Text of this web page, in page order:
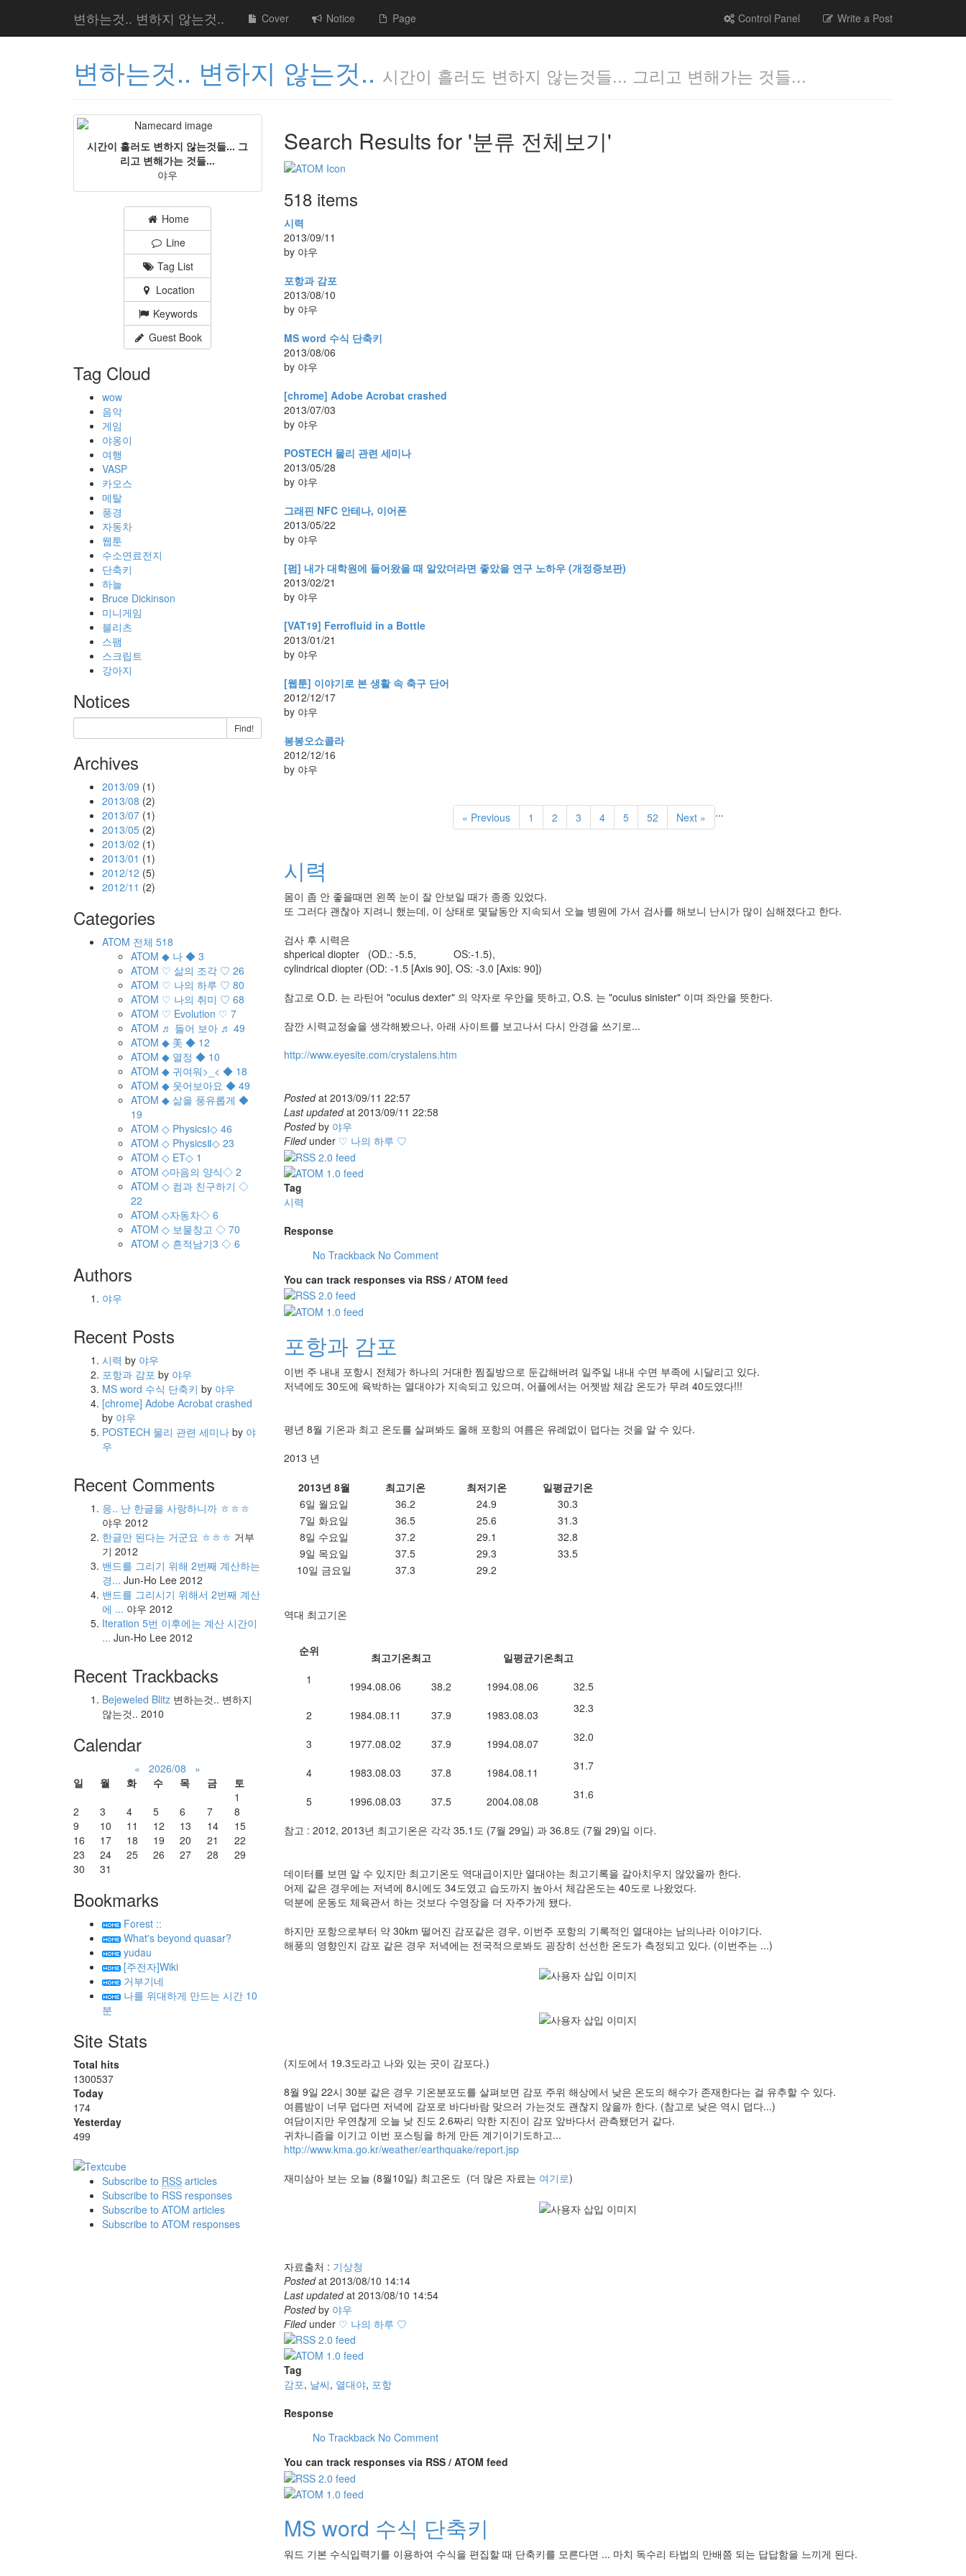
변하는것.. 변하지 않는것.. Cover Notice Page Control Panel Write a Post
변하는것.. 변하지 않는것.. 시간이 흘러도 변하지 않는것들... 그리고 변해가는 것들...
Search Results for '분류 전체보기'
518 items
시력
2013/09/11
by 야우
포항과 감포
2013/08/10
by 야우
MS word 수식 단축키
2013/08/06
by 야우
[chrome] Adobe Acrobat crashed
2013/07/03
by 야우
POSTECH 물리 관련 세미나
2013/05/28
by 야우
그래핀 NFC 안테나, 이어폰
2013/05/22
by 야우
[펌] 내가 대학원에 들어왔을 때 알았더라면 좋았을 연구 노하우 (개정증보판)
2013/02/21
by 야우
[VAT19] Ferrofluid in a Bottle
2013/01/21
by 야우
[웹툰] 이야기로 본 생활 속 축구 단어
2012/12/17
by 야우
봉봉오쇼콜라
2012/12/16
by 야우
« Previous 1 2 3 4 5 ...
52 Next »
시력
몸이 좀 안 좋을때면 왼쪽 눈이 잘 안보일 때가 종종 있었다.
또 그러다 괜찮아 지려니 했는데, 이 상태로 몇달동안 지속되서 오늘 병원에 가서 검사를 해보니 난시가 많이 심해졌다고 한다.
검사 후 시력은
shperical diopter (OD.: -5.5, OS:-1.5),
cylindrical diopter (OD: -1.5 [Axis 90], OS: -3.0 [Axis: 90])
참고로 O.D. 는 라틴어 "oculus dexter" 의 약자로 우안을 뜻하고, O.S. 는 "oculus sinister" 이며 좌안을 뜻한다.
잠깐 시력교정술을 생각해봤으나, 아래 사이트를 보고나서 다시 안경을 쓰기로...
http://www.eyesite.com/crystalens.htm
Postedat 2013/09/11 22:57
Last updatedat 2013/09/11 22:58
Postedby 야우
Filedunder ♡ 나의 하루 ♡
Tag
시력
Response
No Trackback No Comment
You can track responses via RSS / ATOM feed
포항과 감포
이번 주 내내 포항시 전체가 하나의 거대한 찜질방으로 둔갑해버려 일주일 내내 수면 부족에 시달리고 있다.
저녁에도 30도에 육박하는 열대야가 지속되고 있으며, 어플에서는 어젯밤 체감 온도가 무려 40도였다!!!
평년 8월 기온과 최고 온도를 살펴봐도 올해 포항의 여름은 유례없이 덥다는 것을 알 수 있다.
2013 년
2013년 8월 최고기온 최저기온
일평균기온
6일 월요일
36.2 24.9
30.3
7일 화요일
36.5 25.6
31.3
8일 수요일
37.2 29.1
32.8
9일 목요일
37.5 29.3
33.5
10일 금요일
37.3 29.2
역대 최고기온
순위 최고기온최고
일평균기온최고
1
1994.08.06 38.2 1994.08.06
32.5
2
1984.08.11 37.9 1983.08.03 32.3
3 1977.08.02 37.9 1994.08.07 32.0
4 1983.08.03 37.8 1984.08.11 31.7
5 1996.08.03 37.5 2004.08.08 31.6
참고 : 2012, 2013년 최고기온은 각각 35.1도 (7월 29일) 과 36.8도 (7월 29)일 이다.
데이터를 보면 알 수 있지만 최고기온도 역대급이지만 열대야는 최고기록을 갈아치우지 않았을까 한다.
어제 같은 경우에는 저녁에 8시에도 34도였고 습도까지 높아서 체감온도는 40도로 나왔었다.
덕분에 운동도 체육관서 하는 것보다 수영장을 더 자주가게 됐다.
하지만 포항으로부터 약 30km 떨어진 감포같은 경우, 이번주 포항의 기록적인 열대야는 남의나라 이야기다.
해풍의 영향인지 감포 같은 경우 저녁에는 전국적으로봐도 굉장히 선선한 온도가 측정되고 있다. (이번주는 ...)
(지도에서 19.3도라고 나와 있는 곳이 감포다.)
8월 9일 22시 30분 같은 경우 기온분포도를 살펴보면 감포 주위 해상에서 낮은 온도의 해수가 존재한다는 걸 유추할 수 있다.
여름밤이 너무 덥다면 저녁에 감포로 바다바람 맞으러 가는것도 괜찮지 않을까 한다. (참고로 낮은 역시 덥다...)
여담이지만 우연찮게 오늘 낮 진도 2.6짜리 약한 지진이 감포 앞바다서 관측됐던거 같다.
귀차니즘을 이기고 이번 포스팅을 하게 만든 계기이기도하고...
http://www.kma.go.kr/weather/earthquake/report.jsp
재미삼아 보는 오늘 (8월10일) 최고온도 (더 많은 자료는 여기로)
자료출처 : 기상청
Postedat 2013/08/10 14:14
Last updatedat 2013/08/10 14:54
Postedby 야우
Filedunder ♡ 나의 하루 ♡
Tag
감포, 날씨, 열대야, 포항
Response
No Trackback No Comment
You can track responses via RSS / ATOM feed
MS word 수식 단축키
워드 기본 수식입력기를 이용하여 수식을 편집할 때 단축키를 모른다면 ... 마치 독수리 타법의 만배쯤 되는 답답함을 느끼게 된다.
시간이 흘러도 변하지 않는것들... 그
리고 변해가는 것들...
야우
Home
Line
Tag List
Location
Keywords
Guest Book
Tag Cloud
wow
음악
게임
야옹이
여행
VASP
카오스
메탈
풍경
자동차
웹툰
수소연료전지
단축키
하늘
Bruce Dickinson
미니게임
블리츠
스팸
스크립트
강아지
Notices
Find!
Archives
2013/09 (1)
2013/08 (2)
2013/07 (1)
2013/05 (2)
2013/02 (1)
2013/01 (1)
2012/12 (5)
2012/11 (2)
Categories
ATOM 전체 518
ATOM ◆ 나 ◆ 3
ATOM ♡ 삶의 조각 ♡ 26
ATOM ♡ 나의 하루 ♡ 80
ATOM ♡ 나의 취미 ♡ 68
ATOM ♡ Evolution ♡ 7
ATOM ♬ 들어 보아 ♬ 49
ATOM ◆ 美 ◆ 12
ATOM ◆ 열정 ◆ 10
ATOM ◆ 귀여워>_< ◆ 18
ATOM ◆ 웃어보아요 ◆ 49
ATOM ◆ 삶을 풍유롭게 ◆
19
ATOM ◇ PhysicsⅠ◇ 46
ATOM ◇ PhysicsⅡ◇ 23
ATOM ◇ ET◇ 1
ATOM ◇마음의 양식◇ 2
ATOM ◇ 컴과 친구하기 ◇
22
ATOM ◇자동차◇ 6
ATOM ◇ 보물창고 ◇ 70
ATOM ◇ 흔적남기3 ◇ 6
Authors
야우
Recent Posts
시력 by 야우
포항과 감포 by 야우
MS word 수식 단축키 by 야우
[chrome] Adobe Acrobat crashed
by 야우
POSTECH 물리 관련 세미나 by 야
우
Recent Comments
응.. 난 한글을 사랑하니까 ㅎㅎㅎ
야우 2012
한글만 된다는 거군요 ㅎㅎㅎ 거부
기 2012
밴드를 그리기 위해 2번째 계산하는
경... Jun-Ho Lee 2012
밴드를 그리시기 위해서 2번째 계산
에 ... 야우 2012
Iteration 5번 이후에는 계산 시간이
... Jun-Ho Lee 2012
Recent Trackbacks
Bejeweled Blitz 변하는것.. 변하지
않는것.. 2010
Calendar
« 2026/08
»
일
월 화 수 목 금
토
1
2
3 4 5 6 7
8
9
10 11 12 13 14
15
16
17 18 19 20 21
22
23
24 25 26 27 28
29
30
31
Bookmarks
Forest ::
What's beyond quasar?
yudau
[주전자]Wiki
거부기네
나를 위대하게 만드는 시간 10
분
Site Stats
Total hits
1300537
Today
174
Yesterday
499
Subscribe to RSS articles
Subscribe to RSS responses
Subscribe to ATOM articles
Subscribe to ATOM responses